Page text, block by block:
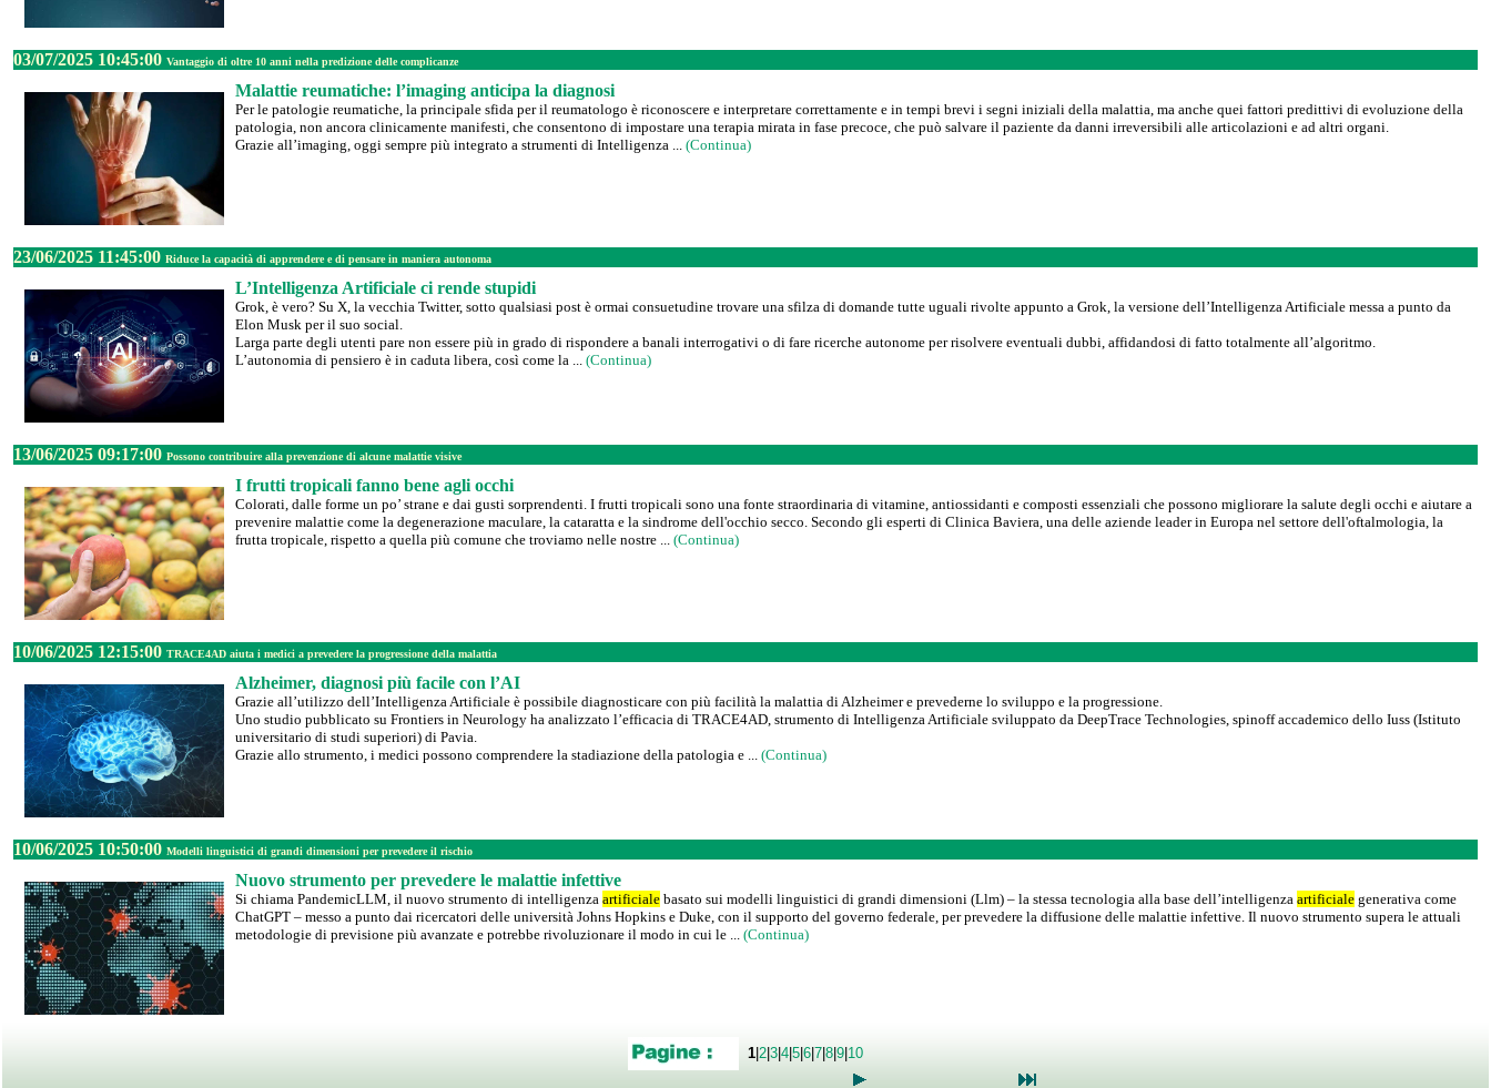
03/07/2025 10:45:00 Vantaggio di oltre 10 anni nella predizione delle complicanze
Malattie reumatiche: l’imaging anticipa la diagnosi
Per le patologie reumatiche, la principale sfida per il reumatologo è riconoscere e interpretare correttamente e in tempi brevi i segni iniziali della malattia, ma anche quei fattori predittivi di evoluzione della
patologia, non ancora clinicamente manifesti, che consentono di impostare una terapia mirata in fase precoce, che può salvare il paziente da danni irreversibili alle articolazioni e ad altri organi.
Grazie all’imaging, oggi sempre più integrato a strumenti di Intelligenza ... (Continua)
23/06/2025 11:45:00 Riduce la capacità di apprendere e di pensare in maniera autonoma
L’Intelligenza Artificiale ci rende stupidi
Grok, è vero? Su X, la vecchia Twitter, sotto qualsiasi post è ormai consuetudine trovare una sfilza di domande tutte uguali rivolte appunto a Grok, la versione dell’Intelligenza Artificiale messa a punto da
Elon Musk per il suo social.
Larga parte degli utenti pare non essere più in grado di rispondere a banali interrogativi o di fare ricerche autonome per risolvere eventuali dubbi, affidandosi di fatto totalmente all’algoritmo.
L’autonomia di pensiero è in caduta libera, così come la ... (Continua)
13/06/2025 09:17:00 Possono contribuire alla prevenzione di alcune malattie visive
I frutti tropicali fanno bene agli occhi
Colorati, dalle forme un po’ strane e dai gusti sorprendenti. I frutti tropicali sono una fonte straordinaria di vitamine, antiossidanti e composti essenziali che possono migliorare la salute degli occhi e aiutare a
prevenire malattie come la degenerazione maculare, la cataratta e la sindrome dell'occhio secco. Secondo gli esperti di Clinica Baviera, una delle aziende leader in Europa nel settore dell'oftalmologia, la
frutta tropicale, rispetto a quella più comune che troviamo nelle nostre ... (Continua)
10/06/2025 12:15:00 TRACE4AD aiuta i medici a prevedere la progressione della malattia
Alzheimer, diagnosi più facile con l’AI
Grazie all’utilizzo dell’Intelligenza Artificiale è possibile diagnosticare con più facilità la malattia di Alzheimer e prevederne lo sviluppo e la progressione.
Uno studio pubblicato su Frontiers in Neurology ha analizzato l’efficacia di TRACE4AD, strumento di Intelligenza Artificiale sviluppato da DeepTrace Technologies, spinoff accademico dello Iuss (Istituto
universitario di studi superiori) di Pavia.
Grazie allo strumento, i medici possono comprendere la stadiazione della patologia e ... (Continua)
10/06/2025 10:50:00 Modelli linguistici di grandi dimensioni per prevedere il rischio
Nuovo strumento per prevedere le malattie infettive
Si chiama PandemicLLM, il nuovo strumento di intelligenza artificiale basato sui modelli linguistici di grandi dimensioni (Llm) – la stessa tecnologia alla base dell’intelligenza artificiale generativa come
ChatGPT – messo a punto dai ricercatori delle università Johns Hopkins e Duke, con il supporto del governo federale, per prevedere la diffusione delle malattie infettive. Il nuovo strumento supera le attuali
metodologie di previsione più avanzate e potrebbe rivoluzionare il modo in cui le ... (Continua)
1|2|3|4|5|6|7|8|9|10